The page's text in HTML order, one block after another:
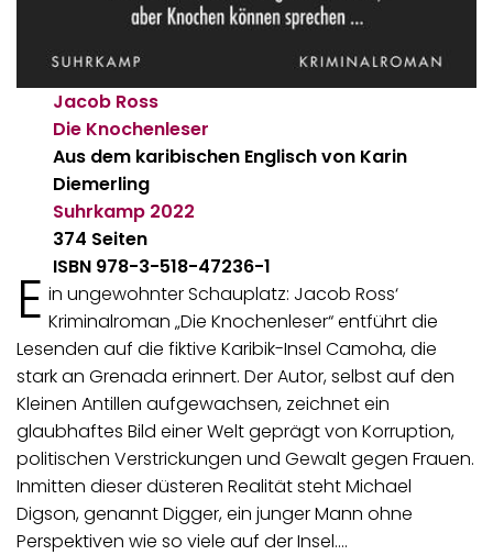
Jacob Ross
Die Knochenleser
Aus dem karibischen Englisch von Karin
Diemerling
Suhrkamp 2022
374 Seiten
ISBN 978-3-518-47236-1
E in ungewohnter Schauplatz: Jacob Ross‘
Kriminalroman „Die Knochenleser“ entführt die
Lesenden auf die fiktive Karibik-Insel Camoha, die
stark an Grenada erinnert. Der Autor, selbst auf den
Kleinen Antillen aufgewachsen, zeichnet ein
glaubhaftes Bild einer Welt geprägt von Korruption,
politischen Verstrickungen und Gewalt gegen Frauen.
Inmitten dieser düsteren Realität steht Michael
Digson, genannt Digger, ein junger Mann ohne
Perspektiven wie so viele auf der Insel.…